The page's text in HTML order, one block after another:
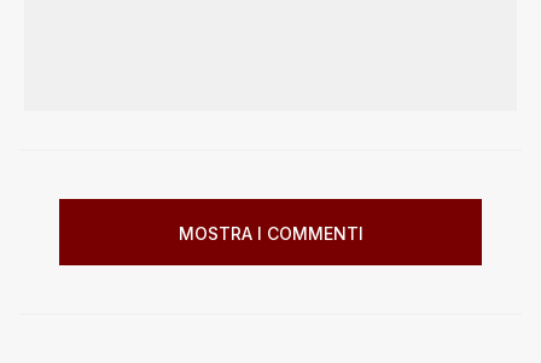
MOSTRA I COMMENTI